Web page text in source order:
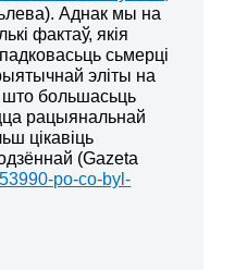
Аднак мы на
фактаў, якія
сьмерці
эліты на
што большасьць
рацыянальнай
цікавіць
(Gazeta
po-co-byl-